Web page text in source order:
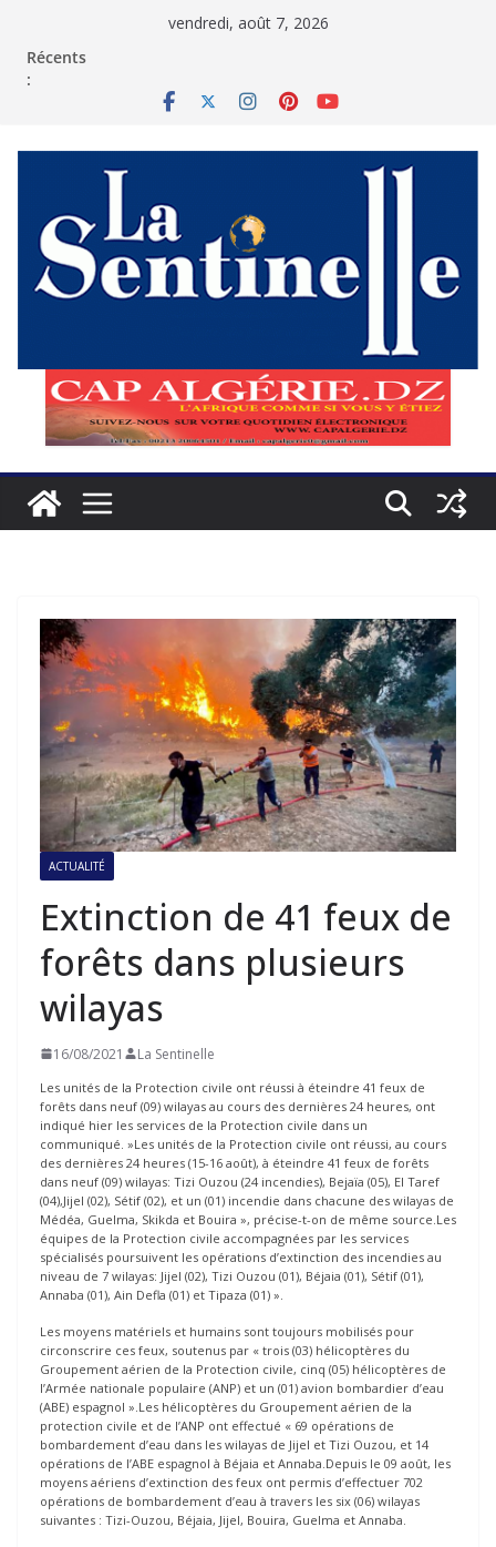
vendredi, août 7, 2026
Récents
:
ACTUALITÉ
Extinction de 41 feux de
forêts dans plusieurs
wilayas
16/08/2021 La Sentinelle
Les unités de la Protection civile ont réussi à éteindre 41 feux de
forêts dans neuf (09) wilayas au cours des dernières 24 heures, ont
indiqué hier les services de la Protection civile dans un
communiqué. »Les unités de la Protection civile ont réussi, au cours
des dernières 24 heures (15-16 août), à éteindre 41 feux de forêts
dans neuf (09) wilayas: Tizi Ouzou (24 incendies), Bejaïa (05), El Taref
(04),Jijel (02), Sétif (02), et un (01) incendie dans chacune des wilayas de
Médéa, Guelma, Skikda et Bouira », précise-t-on de même source.Les
équipes de la Protection civile accompagnées par les services
spécialisés poursuivent les opérations d’extinction des incendies au
niveau de 7 wilayas: Jijel (02), Tizi Ouzou (01), Béjaia (01), Sétif (01),
Annaba (01), Ain Defla (01) et Tipaza (01) ».
Les moyens matériels et humains sont toujours mobilisés pour
circonscrire ces feux, soutenus par « trois (03) hélicoptères du
Groupement aérien de la Protection civile, cinq (05) hélicoptères de
l’Armée nationale populaire (ANP) et un (01) avion bombardier d’eau
(ABE) espagnol ».Les hélicoptères du Groupement aérien de la
protection civile et de l’ANP ont effectué « 69 opérations de
bombardement d’eau dans les wilayas de Jijel et Tizi Ouzou, et 14
opérations de l’ABE espagnol à Béjaia et Annaba.Depuis le 09 août, les
moyens aériens d’extinction des feux ont permis d’effectuer 702
opérations de bombardement d’eau à travers les six (06) wilayas
suivantes : Tizi-Ouzou, Béjaia, Jijel, Bouira, Guelma et Annaba.